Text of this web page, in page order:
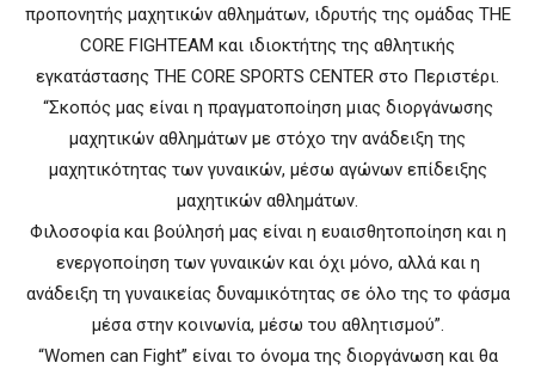
προπονητής μαχητικών αθλημάτων, ιδρυτής της ομάδας THE
CORE FIGHTEAM και ιδιοκτήτης της αθλητικής
εγκατάστασης THE CORE SPORTS CENTER στο Περιστέρι.
“Σκοπός μας είναι η πραγματοποίηση μιας διοργάνωσης
μαχητικών αθλημάτων με στόχο την ανάδειξη της
μαχητικότητας των γυναικών, μέσω αγώνων επίδειξης
μαχητικών αθλημάτων.
Φιλοσοφία και βούλησή μας είναι η ευαισθητοποίηση και η
ενεργοποίηση των γυναικών και όχι μόνο, αλλά και η
ανάδειξη τη γυναικείας δυναμικότητας σε όλο της το φάσμα
μέσα στην κοινωνία, μέσω του αθλητισμού”.
“Women can Fight” είναι το όνομα της διοργάνωση και θα